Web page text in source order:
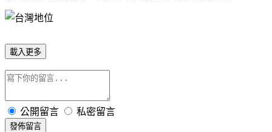
載入更多
公開留言 私密留言
發佈留言